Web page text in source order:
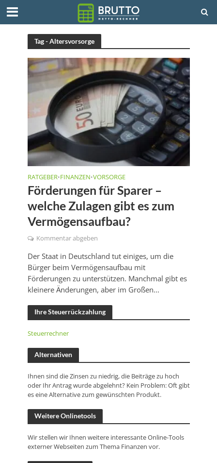
Tag - Altersvorsorge
RATGEBER•FINANZEN•VORSORGE
Förderungen für Sparer –
welche Zulagen gibt es zum
Vermögensaufbau?
Kommentar abgeben
Der Staat in Deutschland tut einiges, um die
Bürger beim Vermögensaufbau mit
Förderungen zu unterstützen. Manchmal gibt es
kleinere Änderungen, aber im Großen...
Ihre Steuerrückzahlung
Steuerrechner
Alternativen
Ihnen sind die Zinsen zu niedrig, die Beiträge zu hoch
oder Ihr Antrag wurde abgelehnt? Kein Problem: Oft gibt
es eine Alternative zum gewünschten Produkt.
Weitere Onlinetools
Wir stellen wir Ihnen weitere interessante Online-Tools
externer Webseiten zum Thema Finanzen vor.